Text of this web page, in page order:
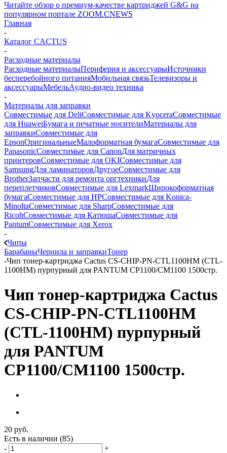
Читайте обзор о премиум-качестве картриджей G&G на
популярном портале ZOOM.CNEWS
Главная
-
Каталог CACTUS
-
Расходные материалы
Расходные материалыПериферия и аксессуарыИсточники
бесперебойного питанияМобильная связьТелевизоры и
аксессуарыМебельАудио-видео техника
-
Материалы для заправки
Совместимые для DeliСовместимые для KyoceraСовместимые
для HuaweiБумага и печатные носителиМатериалы для
заправкиСовместимые для
EpsonОригинальныеМалоформатная бумагаСовместимые для
PanasonicСовместимые для CanonДля матричных
принтеровСовместимые для OKIСовместимые для
SamsungДля ламинаторовДругоеСовместимые для
BrotherЗапчасти для ремонта оргтехникиДля
переплетчиковСовместимые для LexmarkШирокоформатная
бумагаСовместимые для HPСовместимые для Konica-
MinoltaСовместимые для SharpСовместимые для
RicohСовместимые для КатюшаСовместимые для
PantumСовместимые для Xerox
-
Чипы
БарабаныЧернила и заправкиТонер
-Чип тонер-картриджа Cactus CS-CHIP-PN-CTL1100HM (CTL-
1100HM) пурпурный для PANTUM CP1100/CM1100 1500стр.
Чип тонер-картриджа Cactus
CS-CHIP-PN-CTL1100HM
(CTL-1100HM) пурпурный
для PANTUM
CP1100/CM1100 1500стр.
20 руб.
Есть в наличии (85)
-
+